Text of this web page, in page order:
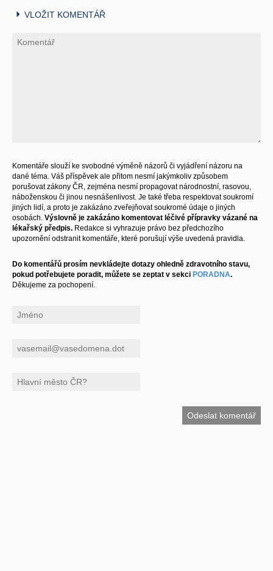
VLOŽIT KOMENTÁŘ
Komentáře slouží ke svobodné výměně názorů či vyjádření názoru na
dané téma. Váš příspěvek ale přitom nesmí jakýmkoliv způsobem
porušovat zákony ČR, zejména nesmí propagovat národnostní, rasovou,
náboženskou či jinou nesnášenlivost. Je také třeba respektovat soukromí
jiných lidí, a proto je zakázáno zveřejňovat soukromé údaje o jiných
osobách. Výslovně je zakázáno komentovat léčivé přípravky vázané na
lékařský předpis. Redakce si vyhrazuje právo bez předchozího
upozornění odstranit komentáře, které porušují výše uvedená pravidla.
Do komentářů prosím nevkládejte dotazy ohledně zdravotního stavu,
pokud potřebujete poradit, můžete se zeptat v sekci PORADNA.
Děkujeme za pochopení.